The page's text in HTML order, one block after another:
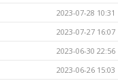
2023-07-28 10:31
2023-07-27 16:07
2023-06-30 22:56
2023-06-26 15:03